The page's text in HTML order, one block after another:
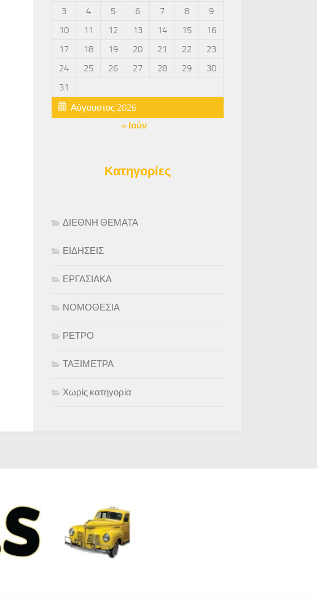
Αύγουστος 2026
3
4 5 6 7 8
9
10
11 12 13 14 15
16
17
18 19 20 21 22
23
24
25 26 27 28 29
30
31
« Ιούν
Κατηγορίες
ΔΙΕΘΝΗ ΘΕΜΑΤΑ
ΕΙΔΗΣΕΙΣ
ΕΡΓΑΣΙΑΚΑ
ΝΟΜΟΘΕΣΙΑ
ΡΕΤΡΟ
ΤΑΞΙΜΕΤΡΑ
Χωρίς κατηγορία